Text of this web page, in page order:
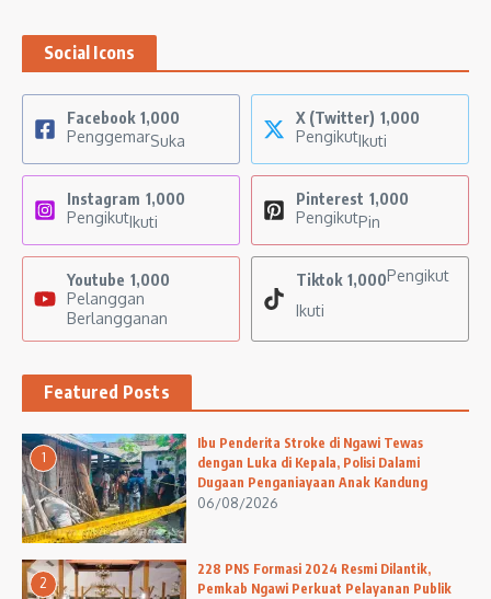
Social Icons
Facebook 1,000
PenggemarSuka
X (Twitter) 1,000
PengikutIkuti
Instagram 1,000
PengikutIkuti
Pinterest 1,000
PengikutPin
Youtube 1,000
Pelanggan
Berlangganan
Tiktok 1,000Pengikut
Ikuti
Featured Posts
1
Ibu Penderita Stroke di Ngawi Tewas
dengan Luka di Kepala, Polisi Dalami
Dugaan Penganiayaan Anak Kandung
06/08/2026
2
228 PNS Formasi 2024 Resmi Dilantik,
Pemkab Ngawi Perkuat Pelayanan Publik